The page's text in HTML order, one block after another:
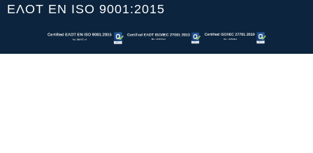
ΕΛΟΤ ΕΝ ISO 9001:2015